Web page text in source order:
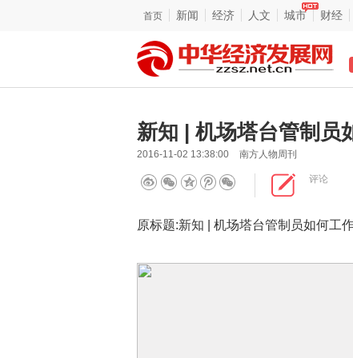
首页 新闻 经济 人文 城市 财经
新知 | 机场塔台管制员
2016-11-02 13:38:00 南方人物周刊
评论
原标题:新知 | 机场塔台管制员如何工